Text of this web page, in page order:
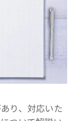
り、対応いた